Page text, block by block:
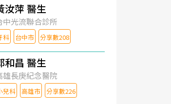
汝萍 醫生
中光流聯合診所
科 台中市 分享數208
和昌 醫生
雄長庚紀念醫院
兒科 高雄市 分享數226